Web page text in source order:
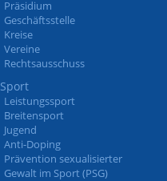
Präsidium
Geschäftsstelle
Kreise
Vereine
Rechtsausschuss
Sport
Leistungssport
Breitensport
Jugend
Anti-Doping
Prävention sexualisierter
Gewalt im Sport (PSG)